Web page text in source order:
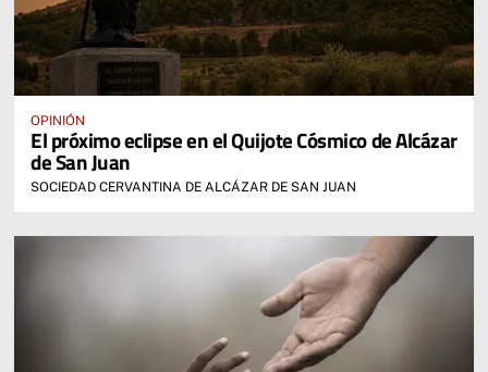
OPINIÓN
El próximo eclipse en el Quijote Cósmico de Alcázar
de San Juan
SOCIEDAD CERVANTINA DE ALCÁZAR DE SAN JUAN